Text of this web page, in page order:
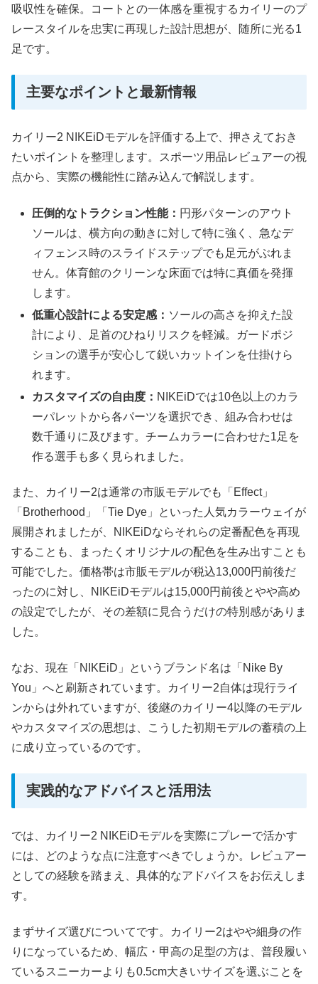
吸収性を確保。コートとの一体感を重視するカイリーのプ
レースタイルを忠実に再現した設計思想が、随所に光る1
足です。
主要なポイントと最新情報
カイリー2 NIKEiDモデルを評価する上で、押さえておき
たいポイントを整理します。スポーツ用品レビュアーの視
点から、実際の機能性に踏み込んで解説します。
圧倒的なトラクション性能： 円形パターンのアウト
ソールは、横方向の動きに対して特に強く、急なデ
ィフェンス時のスライドステップでも足元がぶれま
せん。体育館のクリーンな床面では特に真価を発揮
します。
低重心設計による安定感： ソールの高さを抑えた設
計により、足首のひねりリスクを軽減。ガードポジ
ションの選手が安心して鋭いカットインを仕掛けら
れます。
カスタマイズの自由度： NIKEiDでは10色以上のカラ
ーパレットから各パーツを選択でき、組み合わせは
数千通りに及びます。チームカラーに合わせた1足を
作る選手も多く見られました。
また、カイリー2は通常の市販モデルでも「Effect」
「Brotherhood」「Tie Dye」といった人気カラーウェイが
展開されましたが、NIKEiDならそれらの定番配色を再現
することも、まったくオリジナルの配色を生み出すことも
可能でした。価格帯は市販モデルが税込13,000円前後だ
ったのに対し、NIKEiDモデルは15,000円前後とやや高め
の設定でしたが、その差額に見合うだけの特別感がありま
した。
なお、現在「NIKEiD」というブランド名は「Nike By
You」へと刷新されています。カイリー2自体は現行ライ
ンからは外れていますが、後継のカイリー4以降のモデル
やカスタマイズの思想は、こうした初期モデルの蓄積の上
に成り立っているのです。
実践的なアドバイスと活用法
では、カイリー2 NIKEiDモデルを実際にプレーで活かす
には、どのような点に注意すべきでしょうか。レビュアー
としての経験を踏まえ、具体的なアドバイスをお伝えしま
す。
まずサイズ選びについてです。カイリー2はやや細身の作
りになっているため、幅広・甲高の足型の方は、普段履い
ているスニーカーよりも0.5cm大きいサイズを選ぶことを